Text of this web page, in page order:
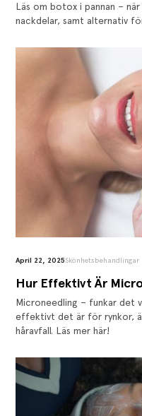
Läs om botox i pannan –
nackdelar, samt alternativ
April 22, 2025Skönhetsbehandlingar
‍Hur Effektivt Är
Microneedling – funkar det
effektivt det är för rynkor,
håravfall. Läs mer här!